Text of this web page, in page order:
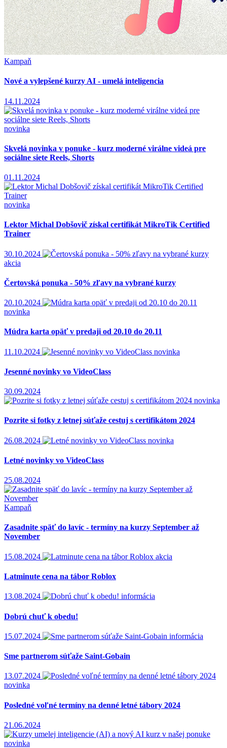
Kampaň
Nové a vylepšené kurzy AI - umelá inteligencia
14.11.2024
novinka
Skvelá novinka v ponuke - kurz moderné virálne videá pre
sociálne siete Reels, Shorts
01.11.2024
novinka
Lektor Michal Dobšovič získal certifikát MikroTik Certified
Trainer
30.10.2024
akcia
Čertovská ponuka - 50% zľavy na vybrané kurzy
20.10.2024
novinka
Múdra karta opäť v predaji od 20.10 do 20.11
11.10.2024 novinka
Jesenné novinky vo VideoClass
30.09.2024
novinka
Pozrite si fotky z letnej súťaže cestuj s certifikátom 2024
26.08.2024 novinka
Letné novinky vo VideoClass
25.08.2024
Kampaň
Zasadnite späť do lavíc - termíny na kurzy September až
November
15.08.2024 akcia
Latminute cena na tábor Roblox
13.08.2024 informácia
Dobrú chuť k obedu!
15.07.2024 informácia
Sme partnerom súťaže Saint-Gobain
13.07.2024
novinka
Posledné voľné termíny na denné letné tábory 2024
21.06.2024
novinka